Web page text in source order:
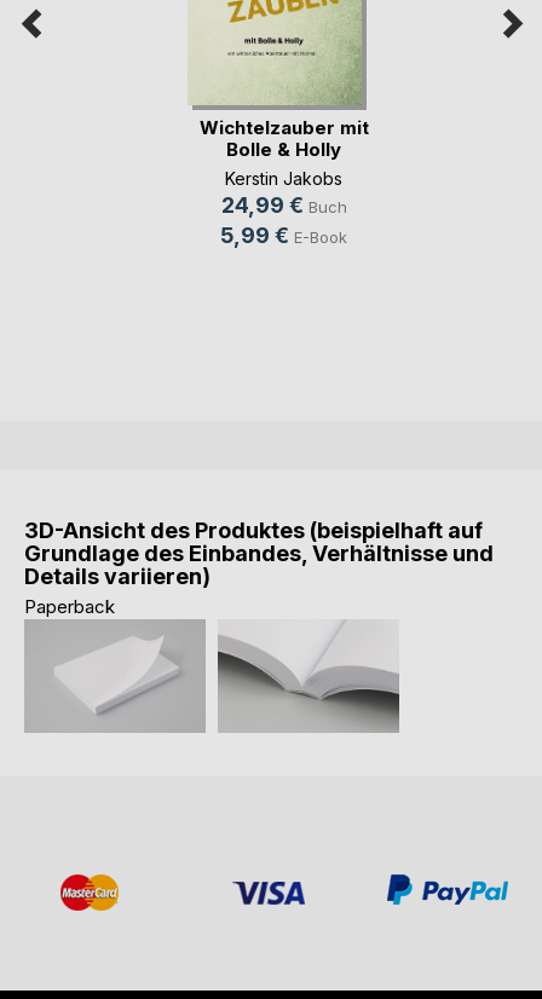
Wichtelzauber mit
Bolle & Holly
Kerstin Jakobs
24,99 € Buch
5,99 € E-Book
3D-Ansicht des Produktes (beispielhaft auf
Grundlage des Einbandes, Verhältnisse und
Details variieren)
Paperback